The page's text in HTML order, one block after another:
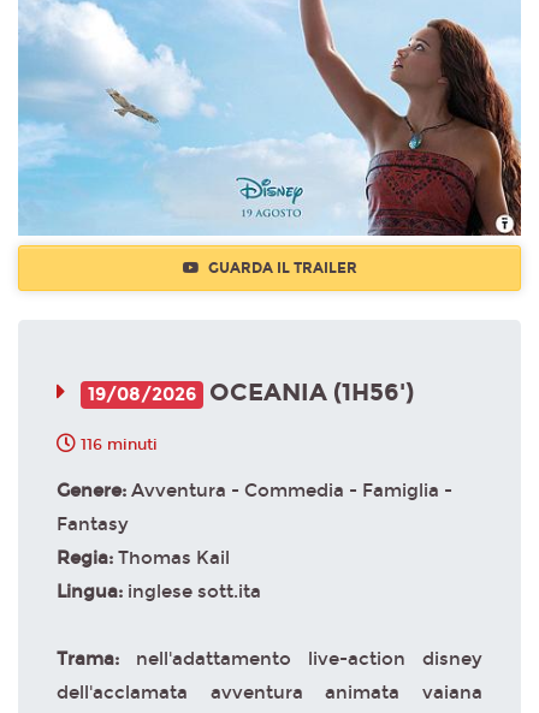
GUARDA IL TRAILER
19/08/2026 OCEANIA (1H56')
116 minuti
Genere: Avventura - Commedia - Famiglia -
Fantasy
Regia: Thomas Kail
Lingua: inglese sott.ita
Trama: nell'adattamento live-action disney
dell'acclamata avventura animata vaiana